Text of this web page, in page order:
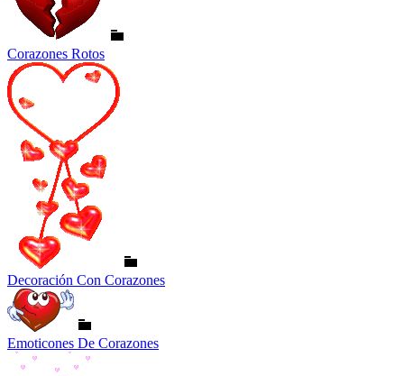
Corazones Rotos
Decoración Con Corazones
Emoticones De Corazones